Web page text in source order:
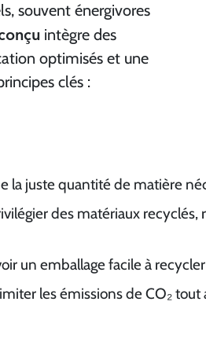
souvent énergivores
intègre des
optimisés et une
clés :
la juste quantité de matière
des matériaux recyclés,
un emballage facile à
les émissions de CO₂